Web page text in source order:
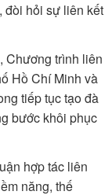
đòi hỏi sự liên kết
Chương trình liên
Hồ Chí Minh và
tiếp tục tạo đà
bước khôi phục
hợp tác liên
năng, thế